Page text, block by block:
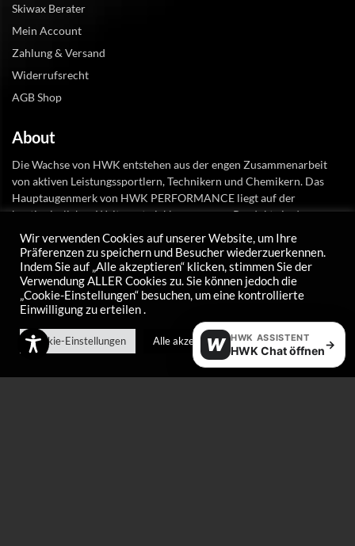
Skiwax Berater
Mein Account
Zahlung & Versand
Widerrufsrecht
AGB Shop
About
Die Wachse von HWK entstehen aus der engen Zusammenarbeit
von aktiven Leistungssportlern, Technikern und Chemikern. Das
Hauptaugenmerk von HWK PERFORMANCE liegt auf der
kontinuierlichen Weiterentwicklung unserer Produkte in den
Bereichen SKIWAX, CHAIN COATING und CARE-Produkte.
Newsletter E-Mail*
Wir verwenden Cookies auf unserer Website, um Ihre
Präferenzen zu speichern und Besucher wiederzuerkennen.
Indem Sie auf „Alle akzeptieren“ klicken, stimmen Sie der
Verwendung ALLER Cookies zu. Sie können jedoch die
„Cookie-Einstellungen“ besuchen, um eine kontrollierte
Einwilligung zu erteilen .
Cookie-Einstellungen Alle akzeptieren
W HWK ASSISTENT
HWK Chat öffnen→